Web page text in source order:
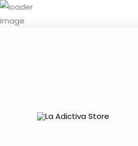
Ir
al